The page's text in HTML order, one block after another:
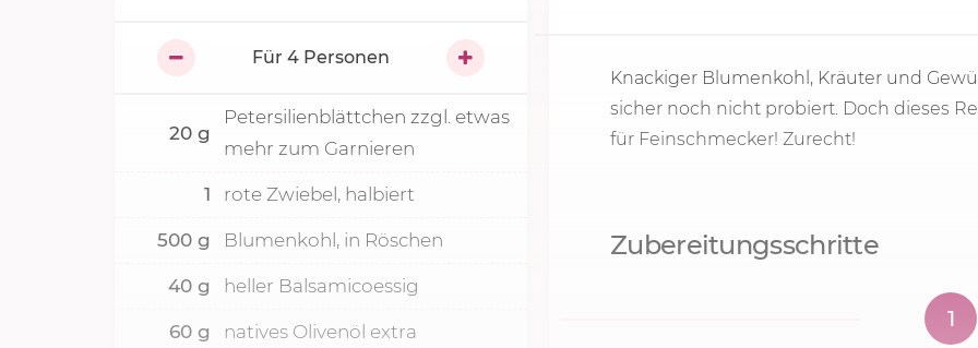
Knackiger Blumenkohl, Kräuter und
sicher noch nicht probiert. Doch dieses
für Feinschmecker! Zurecht!
Zubereitungsschritte
1
Für 4 Personen
20 g
Petersilienblättchen zzgl. etwas
mehr zum Garnieren
1 rote Zwiebel, halbiert
500 g Blumenkohl, in Röschen
40 g heller Balsamicoessig
60 g natives Olivenöl extra